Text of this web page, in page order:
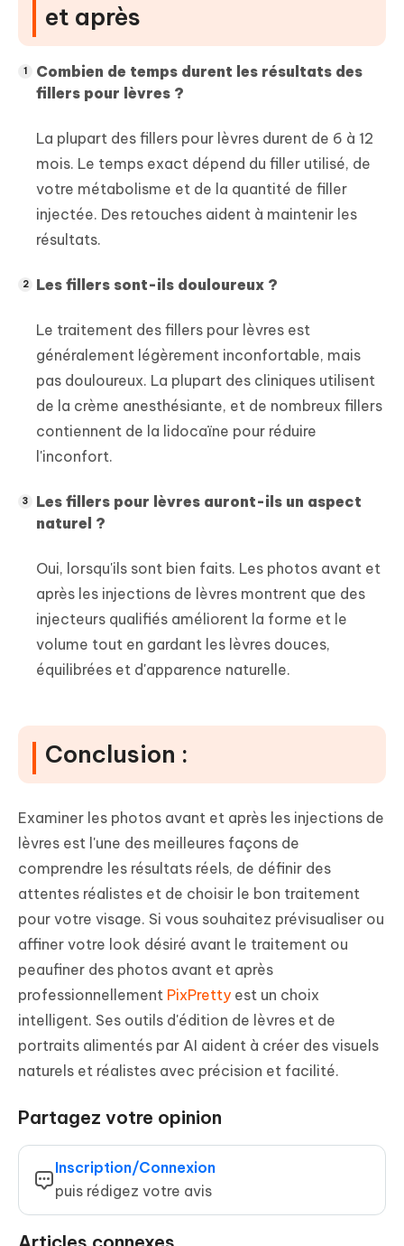
et après
Combien de temps durent les résultats des
fillers pour lèvres ?
La plupart des fillers pour lèvres durent de 6 à 12
mois. Le temps exact dépend du filler utilisé, de
votre métabolisme et de la quantité de filler
injectée. Des retouches aident à maintenir les
résultats.
Les fillers sont-ils douloureux ?
Le traitement des fillers pour lèvres est
généralement légèrement inconfortable, mais
pas douloureux. La plupart des cliniques utilisent
de la crème anesthésiante, et de nombreux fillers
contiennent de la lidocaïne pour réduire
l'inconfort.
Les fillers pour lèvres auront-ils un aspect
naturel ?
Oui, lorsqu'ils sont bien faits. Les photos avant et
après les injections de lèvres montrent que des
injecteurs qualifiés améliorent la forme et le
volume tout en gardant les lèvres douces,
équilibrées et d'apparence naturelle.
Conclusion :
Examiner les photos avant et après les injections de
lèvres est l'une des meilleures façons de
comprendre les résultats réels, de définir des
attentes réalistes et de choisir le bon traitement
pour votre visage. Si vous souhaitez prévisualiser ou
affiner votre look désiré avant le traitement ou
peaufiner des photos avant et après
professionnellement PixPretty est un choix
intelligent. Ses outils d'édition de lèvres et de
portraits alimentés par AI aident à créer des visuels
naturels et réalistes avec précision et facilité.
Partagez votre opinion
Inscription/Connexion
puis rédigez votre avis